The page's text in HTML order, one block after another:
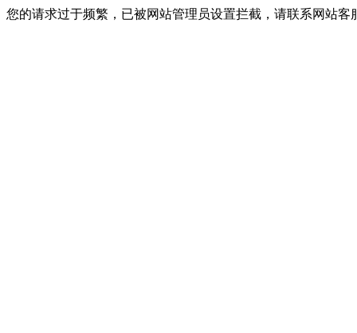
您的请求过于频繁，已被网站管理员设置拦截，请联系网站客